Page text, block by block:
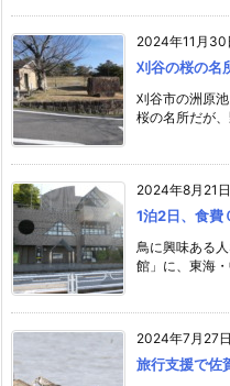
2024年11月30
刈谷の桜の名
刈谷市の洲原
桜の名所だが
2024年8月21日
1泊2日、食費
鳥に興味ある
館」に、東海
2024年7月27日
旅行支援で佐